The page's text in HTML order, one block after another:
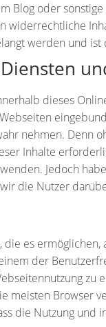
Blog oder
widerrechtliche
werden und
dieses
nehmen. Denn
Inhalte
Jedoch
die Nutzer
es
der
zu
meisten
die Nutzung und